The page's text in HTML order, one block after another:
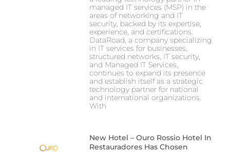
managed IT services (MSP) in the
areas of networking and IT
security, backed by its expertise,
experience, and certifications.
DataRoad, a company specializing
in IT services for businesses,
structured networks, IT security,
and Managed IT Services,
continues to expand its presence
and establish itself as a strategic
technology partner for national
and international organizations.
With
New Hotel – Ouro Rossio Hotel In
Restauradores Has Chosen